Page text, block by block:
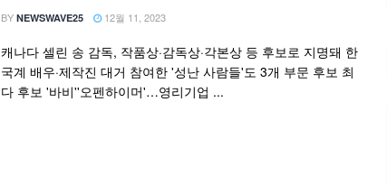
BY NEWSWAVE25 12월 11, 2023
캐나다 셀린 송 감독, 작품상·감독상·각본상 등 후보로 지명돼 한
국계 배우·제작진 대거 참여한 '성난 사람들'도 3개 부문 후보 최
다 후보 '바비''오펜하이머'…영리기업 ...